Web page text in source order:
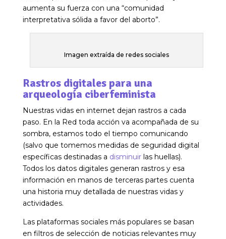
aumenta su fuerza con una “comunidad
interpretativa sólida a favor del aborto”.
Imagen extraída de redes sociales
Rastros digitales para una
arqueología ciberfeminista
Nuestras vidas en internet dejan rastros a cada
paso. En la Red toda acción va acompañada de su
sombra, estamos todo el tiempo comunicando
(salvo que tomemos medidas de seguridad digital
específicas destinadas a disminuirlas huellas).
Todos los datos digitales generan rastros y esa
información en manos de terceras partes cuenta
una historia muy detallada de nuestras vidas y
actividades.
Las plataformas sociales más populares se basan
en filtros de selección de noticias relevantes muy